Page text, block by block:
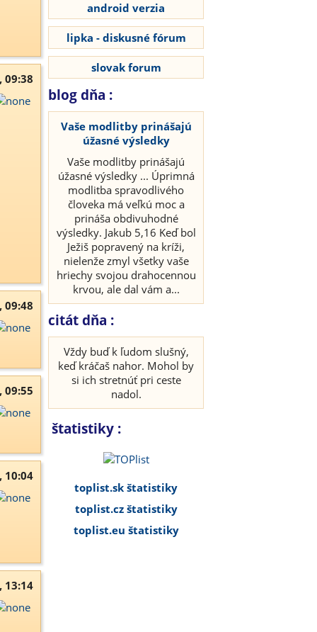
09:38
09:48
09:55
10:04
13:14
android verzia
lipka - diskusné fórum
slovak forum
blog dňa :
Vaše modlitby prinášajú
úžasné výsledky
Vaše modlitby prinášajú
úžasné výsledky ... Úprimná
modlitba spravodlivého
človeka má veľkú moc a
prináša obdivuhodné
výsledky. Jakub 5,16 Keď bol
Ježiš popravený na kríži,
nielenže zmyl všetky vaše
hriechy svojou drahocennou
krvou, ale dal vám a...
citát dňa :
Vždy buď k ľudom slušný,
keď kráčaš nahor. Mohol by
si ich stretnúť pri ceste
nadol.
štatistiky :
toplist.sk štatistiky
toplist.cz štatistiky
toplist.eu štatistiky